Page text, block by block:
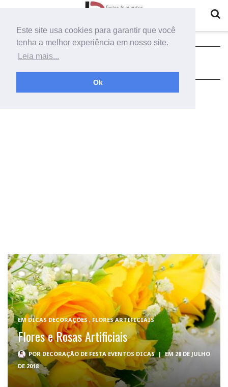
Este site usa cookies para garantir que você
tenha a melhor experiência em nosso site.
Leia mais...
Ok
Tag:flores artificiais para festa
EM DICAS DECORAÇÕES ,FLORES ARTIFICIAIS
Flores e Rosas Artificiais
POR DECORAÇÃO DE FESTA EVENTOS DICAS | EM 28 DE JULHO
DE 2018